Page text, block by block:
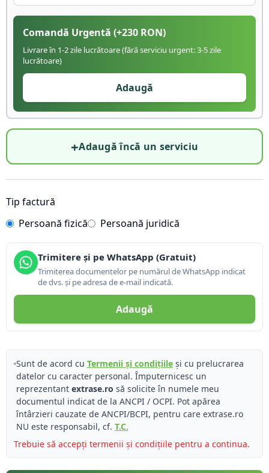
Comandă Urgentă (+230 RON)
Livrare în 1-2 zile lucrătoare (fără serviciu urgent: 3-5 zile
lucrătoare)
Adaugă
+Adaugă încă un serviciu
Tip factură
Persoană fizică
Persoană juridică
Trimitere și pe WhatsApp (Gratuit)
Trimiterea documentelor pe numărul de WhatsApp indicat
de dvs. și pe adresa de e-mail indicată.
Adaugă
Sunt de acord cu Termenii și condițiileși cu prelucrarea
datelor cu caracter personal. Împuternicesc un
reprezentant extrase.ro să solicite în numele meu
documentul indicat de la ANCPI / OCPI. Pot apărea
întârzieri cauzate de ANCPI/BCPI, pentru care extrase.ro
NU este responsabil, cf. T.C.
Trebuie să accepți termenii și condițiile pentru a continua.